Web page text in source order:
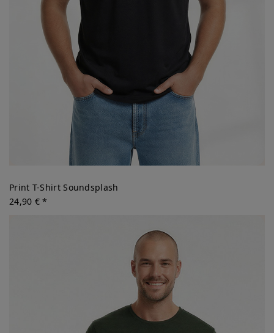
Print T-Shirt Soundsplash
24,90 € *